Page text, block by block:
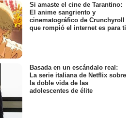
Si amaste el cine de Tarantino:
El anime sangriento y
cinematográfico de Crunchyroll
que rompió el internet es para ti
Basada en un escándalo real:
La serie italiana de Netflix sobre
la doble vida de las
adolescentes de élite